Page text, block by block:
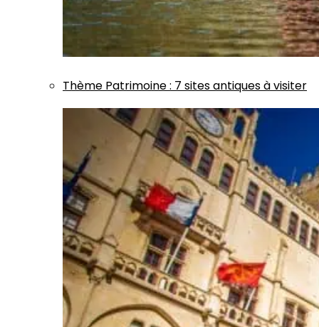
Thème Patrimoine: 7 sites antiques à visiter